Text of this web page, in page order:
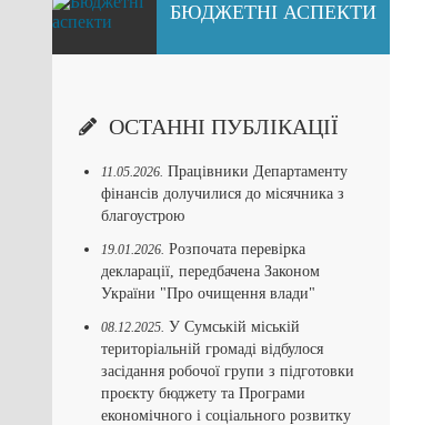
БЮДЖЕТНІ АСПЕКТИ
ОСТАННІ ПУБЛІКАЦІЇ
11.05.2026. Працівники Департаменту
фінансів долучилися до місячника з
благоустрою
19.01.2026. Розпочата перевірка
декларації, передбачена Законом
України "Про очищення влади"
08.12.2025. У Сумській міській
територіальній громаді відбулося
засідання робочої групи з підготовки
проєкту бюджету та Програми
економічного і соціального розвитку